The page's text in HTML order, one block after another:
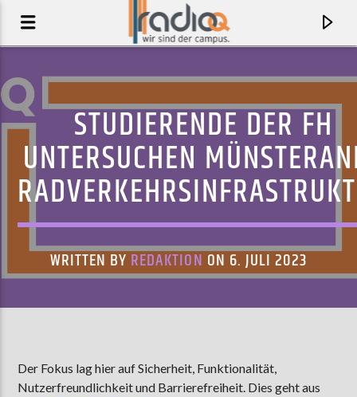
STUDIERENDE DER FH
UNTERSUCHEN
WRITTEN BY REDAKTION ON 6. JULI 2023
Der Fokus lag hier auf Sicherheit, Funktionalität,
Nutzerfreundlichkeit und Barrierefreiheit. Dies geht aus